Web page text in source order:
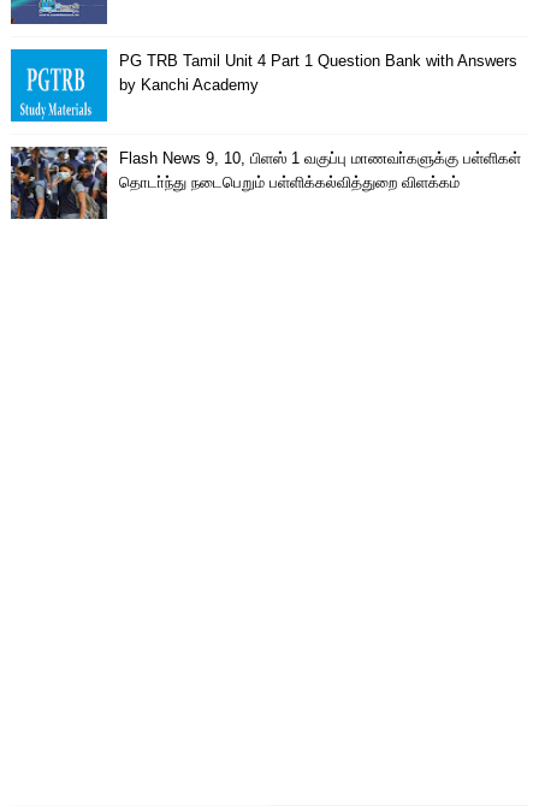
PG TRB Tamil Unit 4 Part 1 Question Bank with Answers
by Kanchi Academy
Flash News 9, 10, பிளஸ் 1 வகுப்பு மாணவா்களுக்கு பள்ளிகள்
தொடா்ந்து நடைபெறும் பள்ளிக்கல்வித்துறை விளக்கம்